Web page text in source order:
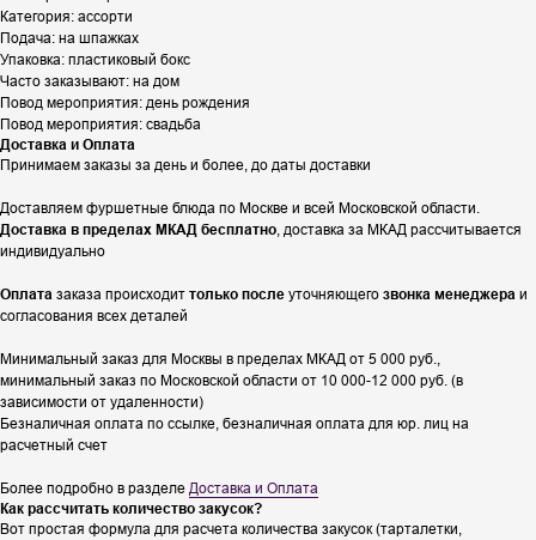
Категория: ассорти
Подача: на шпажках
Упаковка: пластиковый бокс
Часто заказывают: на дом
Повод мероприятия: день рождения
Повод мероприятия: свадьба
Доставка и Оплата
Принимаем заказы за день и более, до даты доставки
Доставляем фуршетные блюда по Москве и всей Московской области.
Доставка в пределах МКАД бесплатно, доставка за МКАД рассчитывается
индивидуально
Оплата заказа происходит только после уточняющего звонка менеджера и
согласования всех деталей
Минимальный заказ для Москвы в пределах МКАД от 5 000 руб.,
минимальный заказ по Московской области от 10 000-12 000 руб. (в
зависимости от удаленности)
Безналичная оплата по ссылке, безналичная оплата для юр. лиц на
расчетный счет
Более подробно в разделе Доставка и Оплата
Как рассчитать количество закусок?
Вот простая формула для расчета количества закусок (тарталетки,